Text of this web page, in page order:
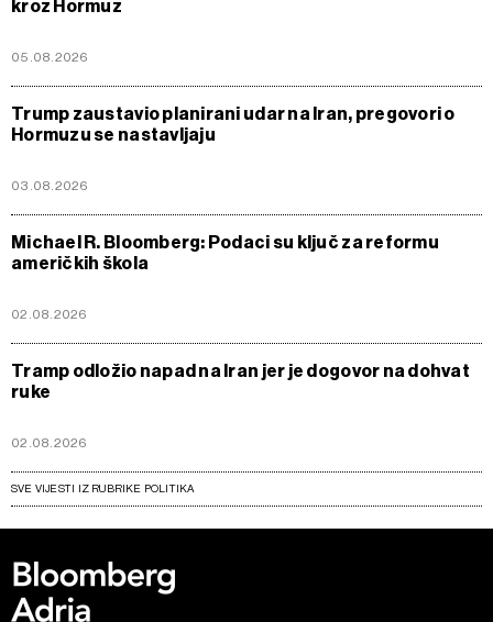
kroz Hormuz
05.08.2026
Trump zaustavio planirani udar na Iran, pregovori o
Hormuzu se nastavljaju
03.08.2026
Michael R. Bloomberg: Podaci su ključ za reformu
američkih škola
02.08.2026
Tramp odložio napad na Iran jer je dogovor na dohvat
ruke
02.08.2026
SVE VIJESTI IZ RUBRIKE POLITIKA